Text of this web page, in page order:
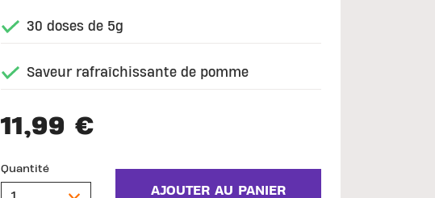
30 doses de 5g
Saveur rafraîchissante de pomme
11,99 €
Quantité
AJOUTER AU PANIER